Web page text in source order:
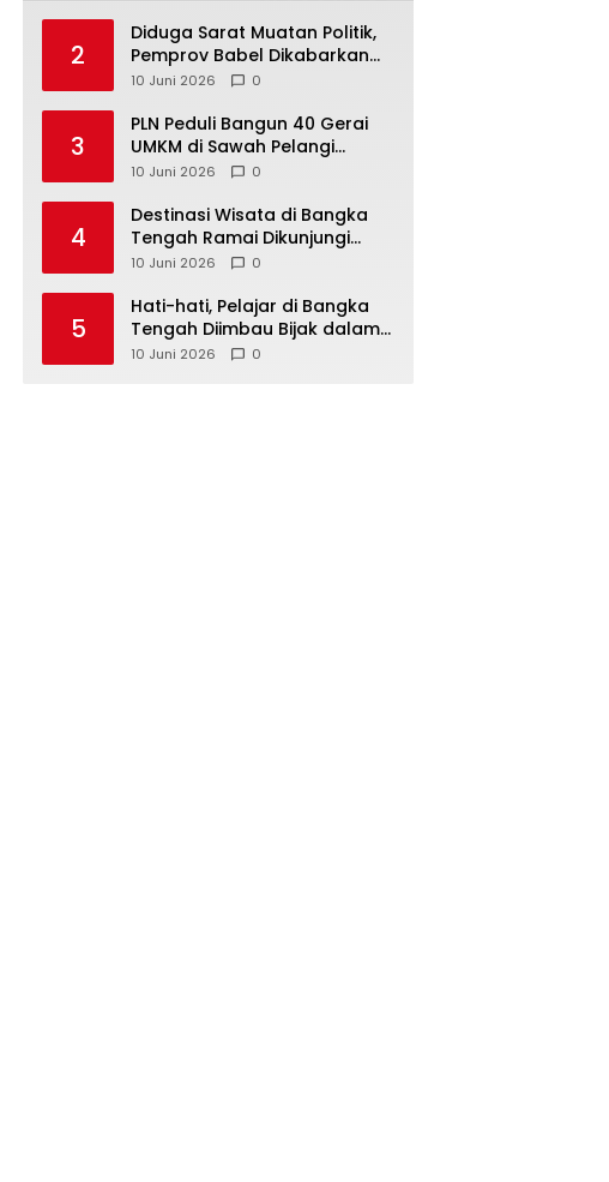
2
‎Diduga Sarat Muatan Politik,
Pemprov Babel Dikabarkan
Lakukan Rotasi Besar-
10 Juni 2026 0
3
‎PLN Peduli Bangun 40 Gerai
UMKM di Sawah Pelangi
Namang, Dorong
10 Juni 2026 0
4
‎Destinasi Wisata di Bangka
Tengah Ramai Dikunjungi
Masyarakat Saat Libur dan
10 Juni 2026 0
5
‎Hati-hati, Pelajar di Bangka
Tengah Diimbau Bijak dalam
Bermedia Sosial
10 Juni 2026 0